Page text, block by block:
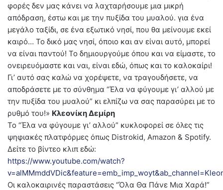
φορές δεν μας κάνει να λαχταρήσουμε μια μικρή
απόδραση, έστω και με την πυξίδα του μυαλού. για ένα
μεγάλο ταξίδι, σε ένα εξωτικό νησί, που θα μείνουμε εκεί
καιρό… Το δικό μας νησί, όποιο και αν είναι αυτό, μπορεί
να είναι παντού! Το δημιουργούμε όπου και να είμαστε, το
ονειρευόμαστε και ναι, είναι εδώ, όπως και το καλοκαίρι!
Γι’ αυτό σας καλώ να χορέψετε, να τραγουδήσετε, να
αποδράσετε με το σύνθημα “Έλα να φύγουμε γι’ αλλού με
την πυξίδα του μυαλού” κι ελπίζω να σας παρασύρει με το
ρυθμό του!» Κλεονίκη Δεμίρη
Το “Έλα να φύγουμε γι’ αλλού” κυκλοφορεί σε όλες τις
ψηφιακές πλατφόρμες όπως Distrokid, Amazon & Spotify.
Δείτε το βίντεο κλιπ εδώ:
https://www.youtube.com/watch?
Οι καλοκαιρινές παραστάσεις “Όλα Θα Πάνε Μια Χαρά!”